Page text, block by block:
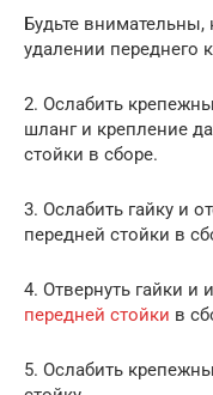
Будьте
удалении переднего
2. Ослабить
шланг и крепление
стойки в сборе.
3. Ослабить гайку и
передней стойки в
4. Отвернуть гайки и
передней стойки в
5. Ослабить